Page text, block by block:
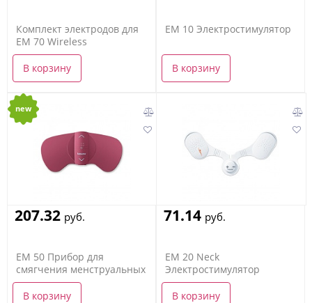
Комплект электродов для
EM 70 Wireless
В корзину
EM 10 Электростимулятор
В корзину
new
207.32 руб.
EM 50 Прибор для
смягчения менструальных
болей
В корзину
71.14 руб.
EM 20 Neck
Электростимулятор
В корзину